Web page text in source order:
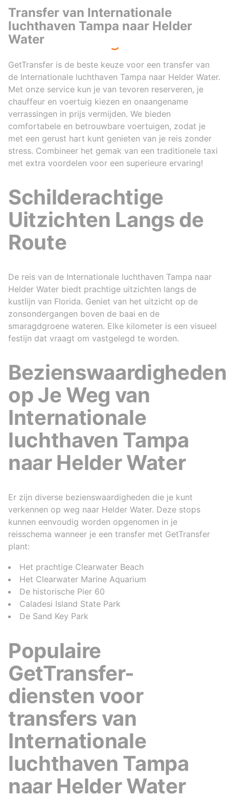
Transfer van Internationale
luchthaven Tampa naar Helder
Water
GetTransfer is de beste keuze voor een transfer van
de Internationale luchthaven Tampa naar Helder Water.
Met onze service kun je van tevoren reserveren, je
chauffeur en voertuig kiezen en onaangename
verrassingen in prijs vermijden. We bieden
comfortabele en betrouwbare voertuigen, zodat je
met een gerust hart kunt genieten van je reis zonder
stress. Combineer het gemak van een traditionele taxi
met extra voordelen voor een superieure ervaring!
Schilderachtige
Uitzichten Langs de
Route
De reis van de Internationale luchthaven Tampa naar
Helder Water biedt prachtige uitzichten langs de
kustlijn van Florida. Geniet van het uitzicht op de
zonsondergangen boven de baai en de
smaragdgroene wateren. Elke kilometer is een visueel
festijn dat vraagt om vastgelegd te worden.
Bezienswaardigheden
op Je Weg van
Internationale
luchthaven Tampa
naar Helder Water
Er zijn diverse bezienswaardigheden die je kunt
verkennen op weg naar Helder Water. Deze stops
kunnen eenvoudig worden opgenomen in je
reisschema wanneer je een transfer met GetTransfer
plant:
Het prachtige Clearwater Beach
Het Clearwater Marine Aquarium
De historische Pier 60
Caladesi Island State Park
De Sand Key Park
Populaire
GetTransfer-
diensten voor
transfers van
Internationale
luchthaven Tampa
naar Helder Water